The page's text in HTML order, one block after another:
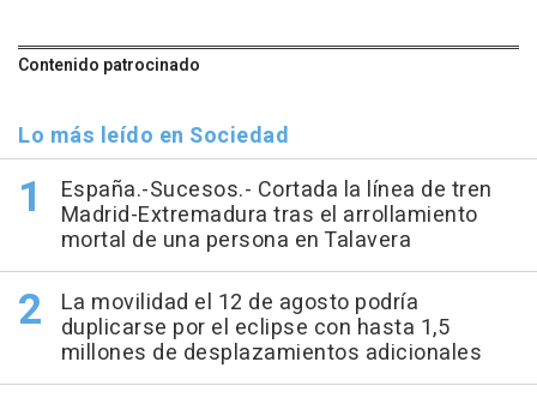
Contenido patrocinado
Lo más leído en Sociedad
España.-Sucesos.- Cortada la línea de tren
Madrid-Extremadura tras el arrollamiento
mortal de una persona en Talavera
La movilidad el 12 de agosto podría
duplicarse por el eclipse con hasta 1,5
millones de desplazamientos adicionales